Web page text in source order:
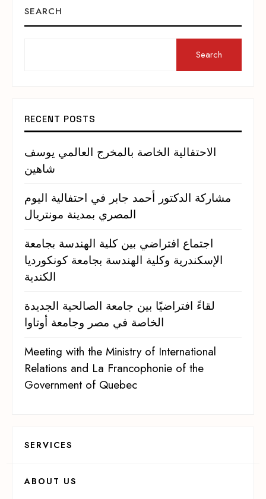
SEARCH
Search
RECENT POSTS
الاحتفالية الخاصة بالمخرج العالمي يوسف
شاهين
مشاركة الدكتور أحمد جابر في احتفالية اليوم
المصري بمدينة مونتريال
اجتماع افتراضي بين كلية الهندسة بجامعة
الإسكندرية وكلية الهندسة بجامعة كونكورديا
الكندية
لقاءً افتراضيًا بين جامعة الصالحية الجديدة
الخاصة في مصر وجامعة أوتاوا
Meeting with the Ministry of International
Relations and La Francophonie of the
Government of Quebec
SERVICES
ABOUT US